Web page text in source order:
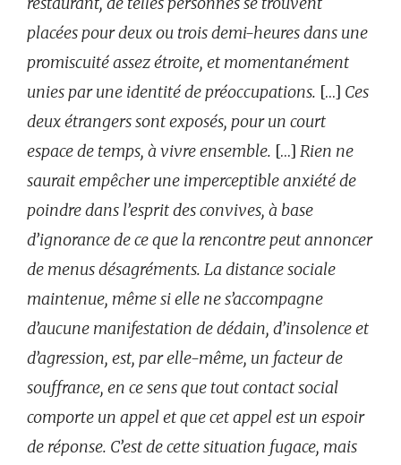
placées pour deux ou trois demi-heures dans une
promiscuité assez étroite, et momentanément
unies par une identité de préoccupations. […] Ces
deux étrangers sont exposés, pour un court
espace de temps, à vivre ensemble. […] Rien ne
saurait empêcher une imperceptible anxiété de
poindre dans l’esprit des convives, à base
d’ignorance de ce que la rencontre peut annoncer
de menus désagréments. La distance sociale
maintenue, même si elle ne s’accompagne
d’aucune manifestation de dédain, d’insolence et
d’agression, est, par elle-même, un facteur de
souffrance, en ce sens que tout contact social
comporte un appel et que cet appel est un espoir
de réponse. C’est de cette situation fugace, mais